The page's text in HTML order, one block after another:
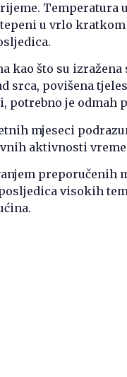
Temperatura
u vrlo
kao što su
srca, povišena
potrebno je odmah
mjeseci
aktivnosti
preporučenih
visokih